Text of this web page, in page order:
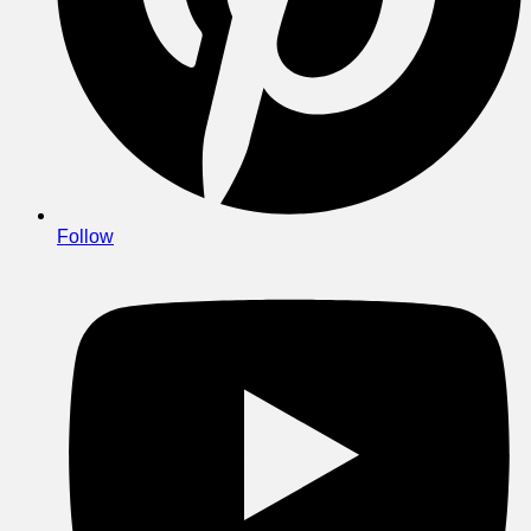
Follow